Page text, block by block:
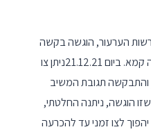
הערעור, הוגשה בקשה
דחופה לעיכוב ביצוע ההחלטה קמא. ביום 21.12.21ניתן צו
והתבקשה תגובת המשיב
הוגשה, ניתנה החלטתי,
יהפוך לצו זמני עד להכרעה